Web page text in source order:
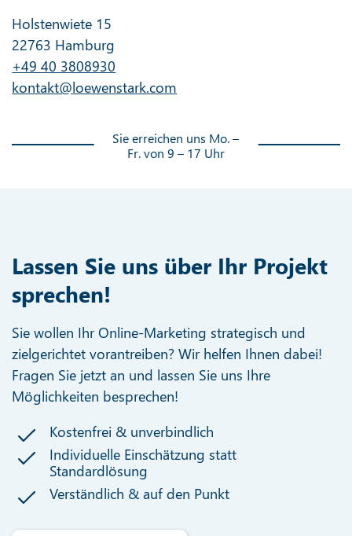
Holstenwiete 15
22763 Hamburg
+49 40 3808930
kontakt@loewenstark.com
Sie erreichen uns Mo. –
Fr. von 9 – 17 Uhr
Lassen Sie uns über Ihr Projekt
sprechen!
Sie wollen Ihr Online-Marketing strategisch und
zielgerichtet vorantreiben? Wir helfen Ihnen dabei!
Fragen Sie jetzt an und lassen Sie uns Ihre
Möglichkeiten besprechen!
Kostenfrei & unverbindlich
Individuelle Einschätzung statt
Standardlösung
Verständlich & auf den Punkt